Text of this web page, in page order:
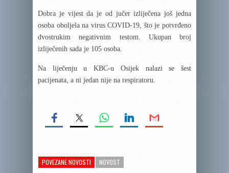
Dobra je vijest da je od jučer izliječena još jedna
osoba oboljela na virus COVID-19, što je potvrđeno
dvostrukim negativnim testom. Ukupan broj
izliječenih sada je 105 osoba.
Na liječenju u KBC-u Osijek nalazi se šest
pacijenata, a ni jedan nije na respiratoru.
POVEZANE NOVOSTI NOVOST